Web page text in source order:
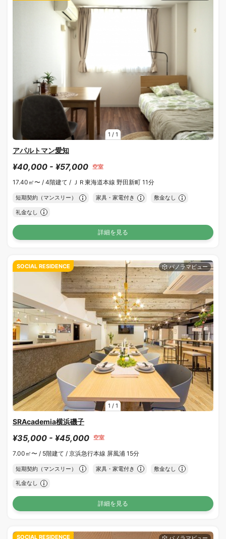
1 / 1
アパルトマン愛知
¥40,000 - ¥57,000 空室
17.40㎡〜 / 4階建て / ＪＲ東海道本線 野田新町 11分
短期契約（マンスリー） 家具・家電付き 敷金なし
礼金なし
詳細を見る
1 / 1
SOCIAL RESIDENCE
SRAcademia横浜磯子
¥35,000 - ¥45,000 空室
7.00㎡〜 / 5階建て / 京浜急行本線 屏風浦 15分
短期契約（マンスリー） 家具・家電付き 敷金なし
礼金なし
詳細を見る
SOCIAL RESIDENCE